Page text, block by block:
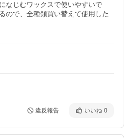
なじむワックスで使いやすいで
ので、全種類買い替えて使用した
違反報告 いいね 0